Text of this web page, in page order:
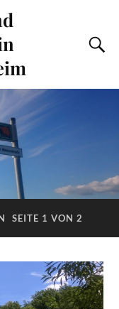
SEITE 1 VON 2